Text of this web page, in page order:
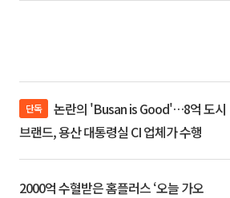
단독
브랜드, 용산 대통령실 CI 업체가 수행
2000억 수혈받은 홈플러스 ‘오늘 가오